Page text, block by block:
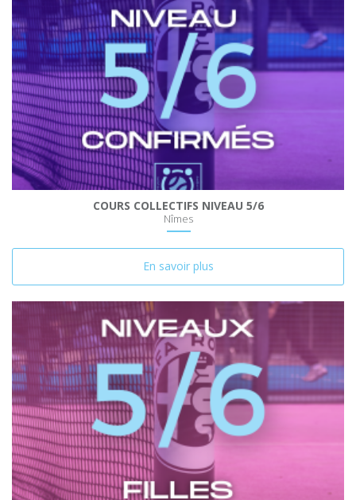
COURS COLLECTIFS NIVEAU 5/6
Nîmes
En savoir plus